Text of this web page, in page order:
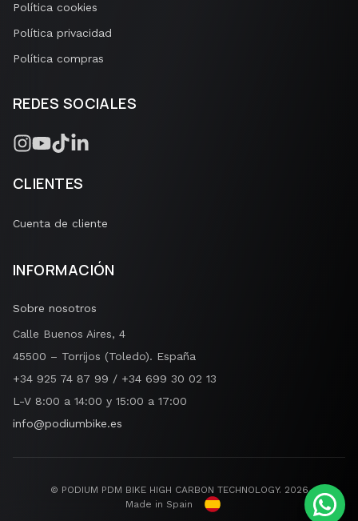
Política cookies
Política privacidad
Política compras
REDES SOCIALES
CLIENTES
Cuenta de cliente
INFORMACIÓN
Sobre nosotros
Calle Buenos Aires, 4
45500 – Torrijos (Toledo). España
+34 925 74 87 99 / +34 699 30 02 13
L-V 8:00 a 14:00 y 15:00 a 17:00
info@podiumbike.es
© PODIUM PDM BIKE HIGH CARBON TECHNOLOGY. 2026
Made in Spain